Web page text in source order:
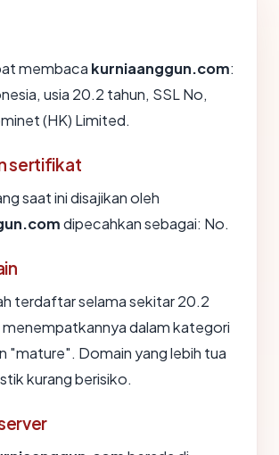
membaca kurniaanggun.com:
usia 20.2 tahun, SSL No,
(HK) Limited.
sertifikat
saat ini disajikan oleh
dipecahkan sebagai: No.
terdaftar selama sekitar 20.2
menempatkannya dalam kategori
"mature". Domain yang lebih tua
kurang berisiko.